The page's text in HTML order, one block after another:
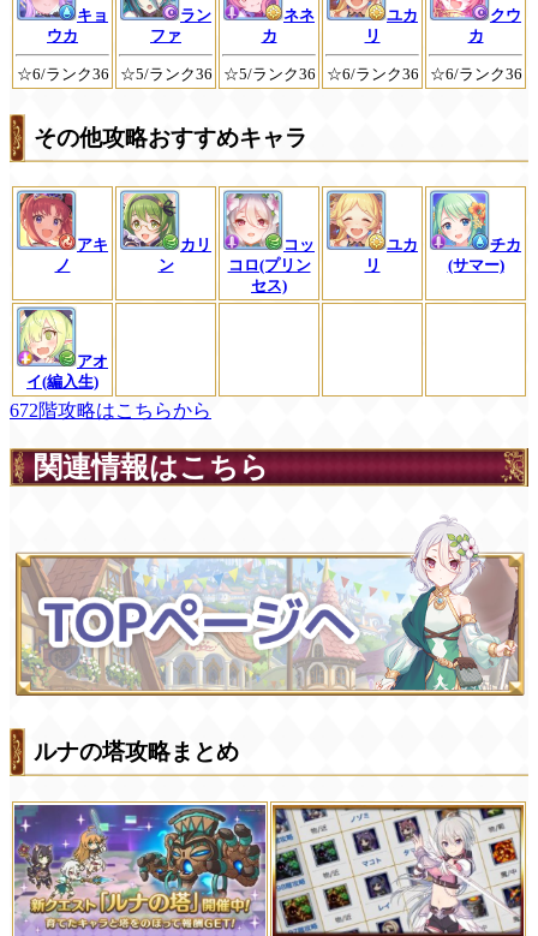
キョ
ウカ
☆6/ランク36
ラン
ファ
☆5/ランク36
ネネ
カ
☆5/ランク36
ユカ
リ
☆6/ランク36
クウ
カ
☆6/ランク36
その他攻略おすすめキャラ
アキ
ノ
カリ
ン
コッ
コロ(プリン
セス)
ユカ
リ
チカ
(サマー)
アオ
イ(編入生)
672階攻略はこちらから
関連情報はこちら
ルナの塔攻略まとめ